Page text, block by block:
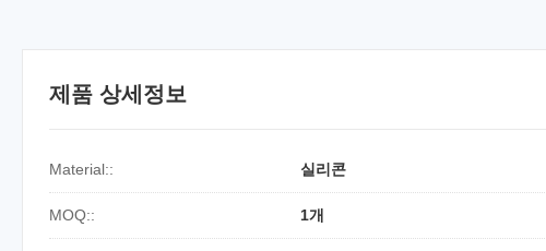
제품 상세정보
Material:: 실리콘
MOQ:: 1개